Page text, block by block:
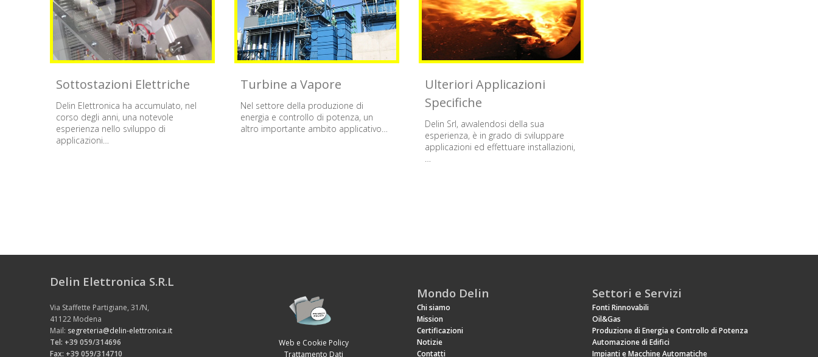
Sottostazioni Elettriche
Delin Elettronica ha accumulato, nel
corso degli anni, una notevole
esperienza nello sviluppo di
applicazioni…
Turbine a Vapore
Nel settore della produzione di
energia e controllo di potenza, un
altro importante ambito applicativo…
Ulteriori Applicazioni
Specifiche
Delin Srl, avvalendosi della sua
esperienza, è in grado di sviluppare
applicazioni ed effettuare installazioni,
…
Delin Elettronica S.R.L
Via Staffette Partigiane, 31/N,
41122 Modena
Mail: segreteria@delin-elettronica.it
Tel: +39 059/314696
Fax: +39 059/314710
Web e Cookie Policy
Trattamento Dati
Mondo Delin
Chi siamo
Mission
Certificazioni
Notizie
Contatti
Settori e Servizi
Fonti Rinnovabili
Oil&Gas
Produzione di Energia e Controllo di Potenza
Automazione di Edifici
Impianti e Macchine Automatiche